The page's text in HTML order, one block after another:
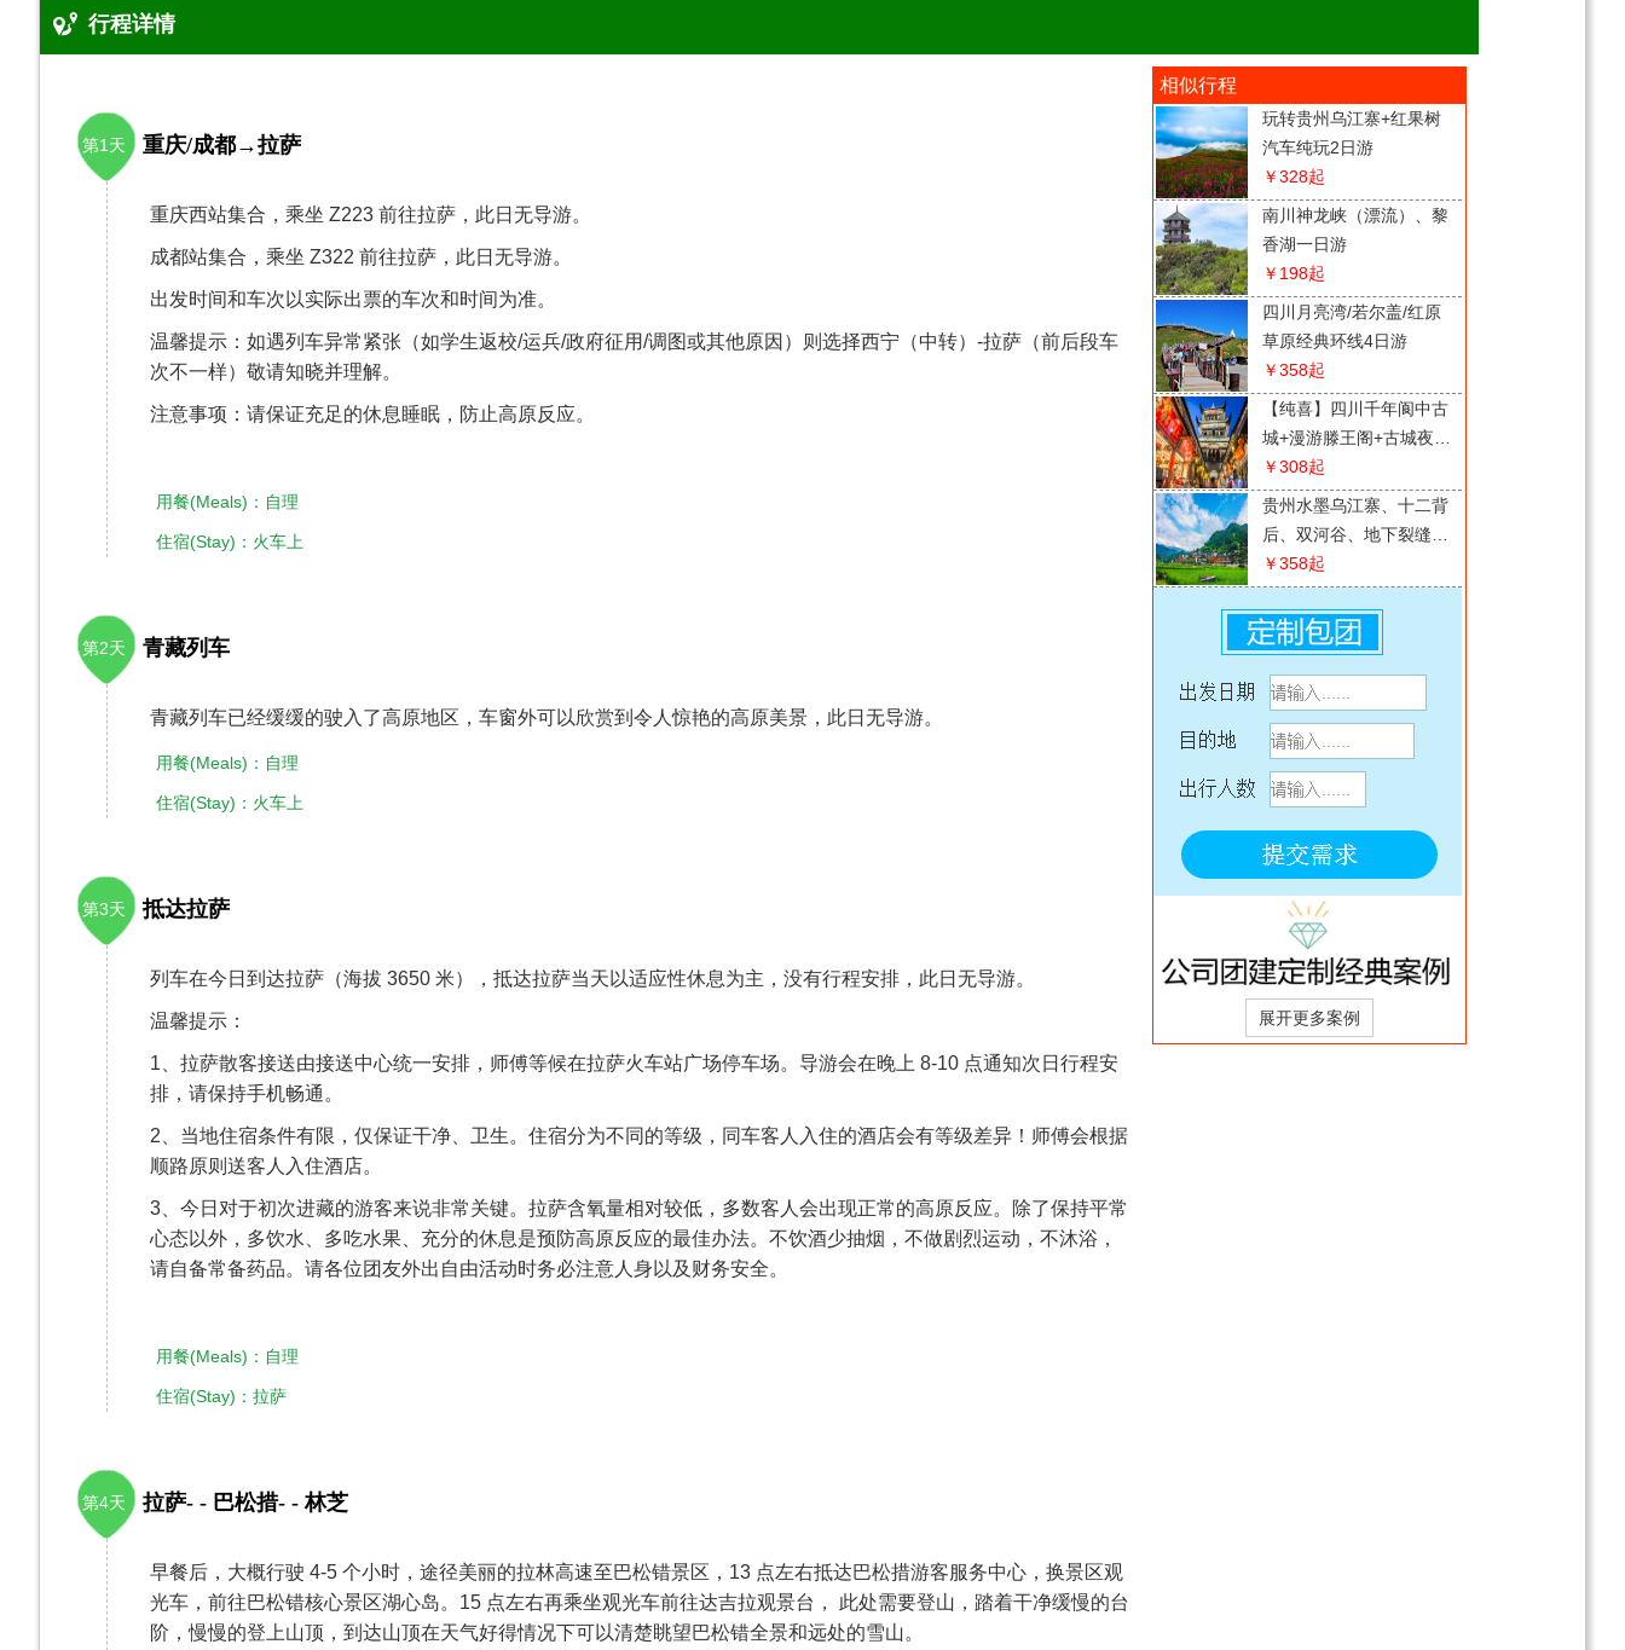
行程详情
第1天 重庆/成都→拉萨
重庆西站集合，乘坐 Z223 前往拉萨，此日无导游。
成都站集合，乘坐 Z322 前往拉萨，此日无导游。
出发时间和车次以实际出票的车次和时间为准。
温馨提示：如遇列车异常紧张（如学生返校/运兵/政府征用/调图或其他原因）则选择西宁（中转）-拉萨（前后段车
次不一样）敬请知晓并理解。
注意事项：请保证充足的休息睡眠，防止高原反应。
用餐(Meals)：自理
住宿(Stay)：火车上
第2天 青藏列车
青藏列车已经缓缓的驶入了高原地区，车窗外可以欣赏到令人惊艳的高原美景，此日无导游。
用餐(Meals)：自理
住宿(Stay)：火车上
第3天 抵达拉萨
列车在今日到达拉萨（海拔 3650 米），抵达拉萨当天以适应性休息为主，没有行程安排，此日无导游。
温馨提示：
1、拉萨散客接送由接送中心统一安排，师傅等候在拉萨火车站广场停车场。导游会在晚上 8-10 点通知次日行程安
排，请保持手机畅通。
2、当地住宿条件有限，仅保证干净、卫生。住宿分为不同的等级，同车客人入住的酒店会有等级差异！师傅会根据
顺路原则送客人入住酒店。
3、今日对于初次进藏的游客来说非常关键。拉萨含氧量相对较低，多数客人会出现正常的高原反应。除了保持平常
心态以外，多饮水、多吃水果、充分的休息是预防高原反应的最佳办法。不饮酒少抽烟，不做剧烈运动，不沐浴，
请自备常备药品。请各位团友外出自由活动时务必注意人身以及财务安全。
用餐(Meals)：自理
住宿(Stay)：拉萨
第4天 拉萨- - 巴松措- - 林芝
早餐后，大概行驶 4-5 个小时，途径美丽的拉林高速至巴松错景区，13 点左右抵达巴松措游客服务中心，换景区观
光车，前往巴松错核心景区湖心岛。15 点左右再乘坐观光车前往达吉拉观景台， 此处需要登山，踏着干净缓慢的台
阶，慢慢的登上山顶，到达山顶在天气好得情况下可以清楚眺望巴松错全景和远处的雪山。
相似行程
玩转贵州乌江寨+红果树
汽车纯玩2日游
￥328起
南川神龙峡（漂流）、黎
香湖一日游
￥198起
四川月亮湾/若尔盖/红原
草原经典环线4日游
￥358起
【纯喜】四川千年阆中古
城+漫游滕王阁+古城夜景
2日游
￥308起
贵州水墨乌江寨、十二背
后、双河谷、地下裂缝2
日游
￥358起
飞5天跟团游
￥2580起
纯美云南滇东南大环线
（昆明/东川/建水/元阳/蒙
自/普者黑/泸西/弥勒）双
高8日游
￥3580起
西藏拉萨-林芝-山南-羊湖
MINI小团/夏灿藏东南）
￥6980起
【七彩藏风&亲奢2-8人小
包团】拉萨-林芝-山南-羊
湖卧飞9日游
西藏拉萨+羊湖+日喀则
+纳木措+勇闯珠峰卧飞9
日游
￥6280起